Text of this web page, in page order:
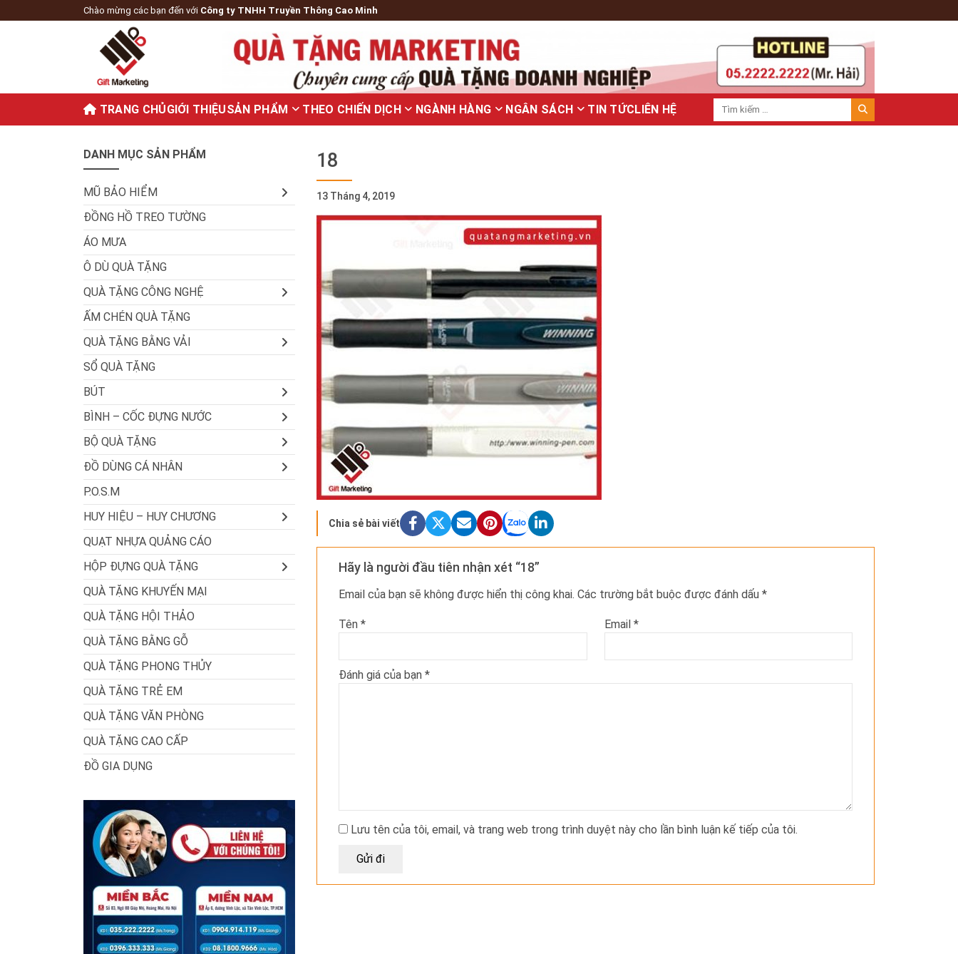
Chào mừng các bạn đến với Công ty TNHH Truyền Thông Cao Minh
TRANG CHỦGIỚI THIỆUSẢN PHẨM THEO CHIẾN DỊCH NGÀNH HÀNG NGÂN SÁCH TIN TỨCLIÊN HỆ
18
13 Tháng 4, 2019
Chia sẻ bài viết
Hãy là người đầu tiên nhận xét “18”
Email của bạn sẽ không được hiển thị công khai. Các trường bắt buộc được đánh dấu *
Tên * Email *
Đánh giá của bạn *
Lưu tên của tôi, email, và trang web trong trình duyệt này cho lần bình luận kế tiếp của tôi.
DANH MỤC SẢN PHẨM
MŨ BẢO HIỂM
ĐỒNG HỒ TREO TƯỜNG
ÁO MƯA
Ô DÙ QUÀ TẶNG
QUÀ TẶNG CÔNG NGHỆ
ẤM CHÉN QUÀ TẶNG
QUÀ TẶNG BẰNG VẢI
SỔ QUÀ TẶNG
BÚT
BÌNH – CỐC ĐỰNG NƯỚC
BỘ QUÀ TẶNG
ĐỒ DÙNG CÁ NHÂN
P.O.S.M
HUY HIỆU – HUY CHƯƠNG
QUẠT NHỰA QUẢNG CÁO
HỘP ĐỰNG QUÀ TẶNG
QUÀ TẶNG KHUYẾN MẠI
QUÀ TẶNG HỘI THẢO
QUÀ TẶNG BẰNG GỖ
QUÀ TẶNG PHONG THỦY
QUÀ TẶNG TRẺ EM
QUÀ TẶNG VĂN PHÒNG
QUÀ TẶNG CAO CẤP
ĐỒ GIA DỤNG